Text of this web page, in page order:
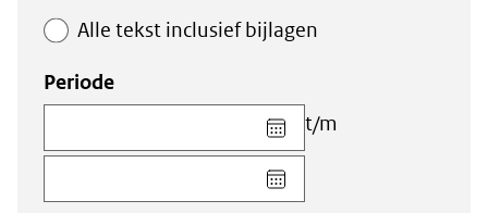
Alle tekst inclusief bijlagen
Periode
Kies
datum
voor
veld
t/m
Kies
datum